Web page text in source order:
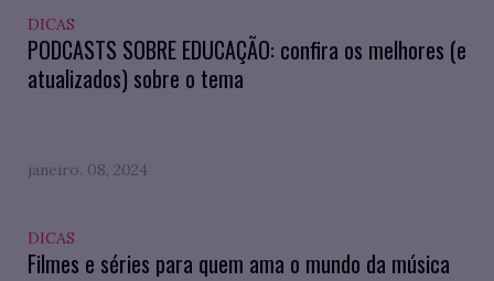
DICAS
PODCASTS SOBRE EDUCAÇÃO: confira os melhores (e
atualizados) sobre o tema
janeiro. 08, 2024
DICAS
Filmes e séries para quem ama o mundo da música